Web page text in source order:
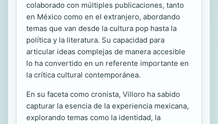
colaborado con múltiples publicaciones, tanto
en México como en el extranjero, abordando
temas que van desde la cultura pop hasta la
política y la literatura. Su capacidad para
articular ideas complejas de manera accesible
lo ha convertido en un referente importante en
la crítica cultural contemporánea.
En su faceta como cronista, Villoro ha sabido
capturar la esencia de la experiencia mexicana,
explorando temas como la identidad, la